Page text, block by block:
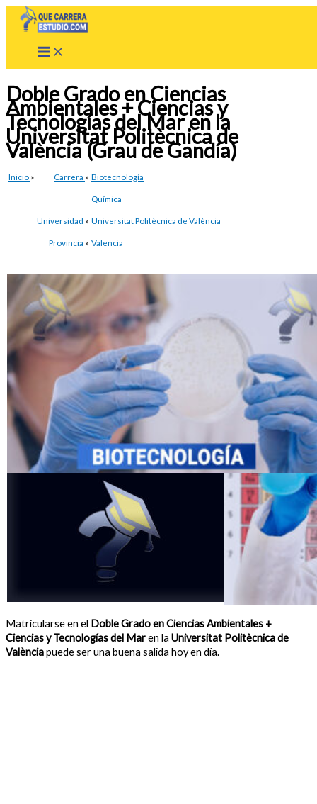
Doble Grado en Ciencias
Ambientales + Ciencias y
Tecnologías del Mar en la
Universitat Politècnica de
València (Grau de Gandía)
Inicio » Carrera » Biotecnología
Química
Universidad » Universitat Politècnica de València
Provincia » Valencia
Matricularse en el Doble Grado en Ciencias Ambientales +
Ciencias y Tecnologías del Maren la Universitat Politècnica de
Valènciapuede ser una buena salida hoy en día.